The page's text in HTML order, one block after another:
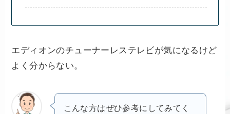
エディオンのチューナーレステレビが気になるけど
よく分からない。
こんな方はぜひ参考にしてみてく